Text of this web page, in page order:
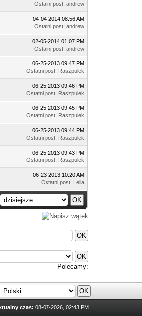
Ostatni post:andrew
04-04-2014 08:56 AM
Ostatni post:andrew
02-05-2014 01:07 PM
Ostatni post:andrew
06-25-2013 09:47 PM
Ostatni post: Raszpulek
06-25-2013 09:46 PM
Ostatni post: Raszpulek
06-25-2013 09:45 PM
Ostatni post: Raszpulek
06-25-2013 09:44 PM
Ostatni post: Raszpulek
06-25-2013 09:43 PM
Ostatni post: Raszpulek
06-23-2013 10:20 AM
Ostatni post: Leila
Polecamy:
czas: 08-07-2026, 02:43 PM